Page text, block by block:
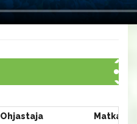
Ohjastaja